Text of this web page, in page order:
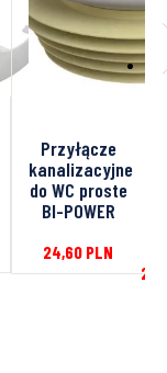
Przyłącze
kanalizacyjne
do WC proste
BI-POWER
24,60 PLN